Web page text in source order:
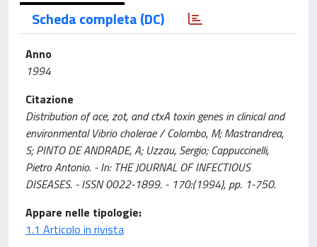
Scheda completa (DC)
Anno
1994
Citazione
Distribution of ace, zot, and ctxA toxin genes in clinical and
environmental Vibrio cholerae / Colombo, M; Mastrandrea,
S; PINTO DE ANDRADE, A; Uzzau, Sergio; Cappuccinelli,
Pietro Antonio. - In: THE JOURNAL OF INFECTIOUS
DISEASES. - ISSN 0022-1899. - 170:(1994), pp. 1-750.
Appare nelle tipologie:
1.1 Articolo in rivista